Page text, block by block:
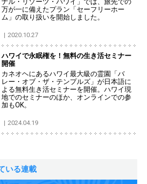
万が一に備えたプラン「セーフリーホー
ム」の取り扱いを開始しました。
2020.10.27
ハワイで永眠権を！無料の生き活セミナー
開催
カネオヘにあるハワイ最大級の霊園「バ
レー・オブ・ザ・テンプルズ」が日本語に
よる無料生き活セミナーを開催。ハワイ現
地でのセミナーのほか、オンラインでの参
加もOK。
2024.04.19
いる連載